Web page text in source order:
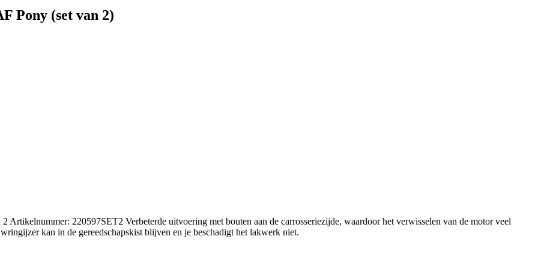
Pony (set van 2)
Artikelnummer: 220597SET2 Verbeterde uitvoering met bouten aan de carrosseriezijde, waardoor het verwisselen van de motor veel
kan in de gereedschapskist blijven en je beschadigt het lakwerk niet.